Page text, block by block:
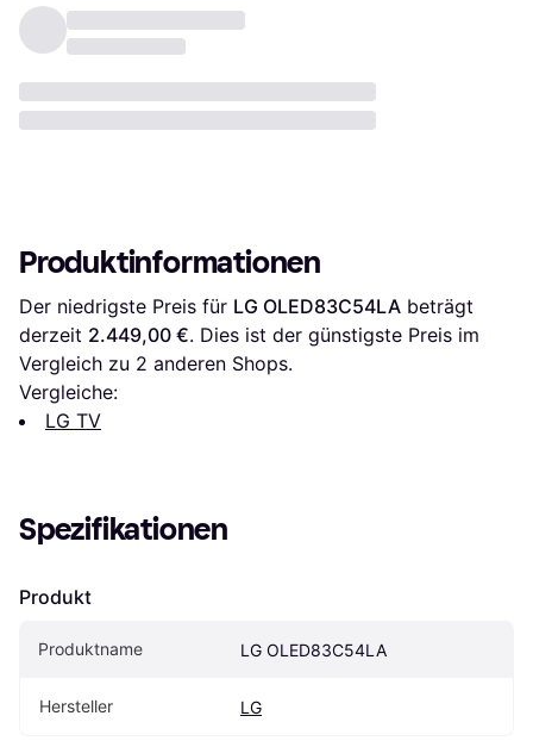
Produktinformationen
Der niedrigste Preis für LG OLED83C54LA beträgt
derzeit 2.449,00 €. Dies ist der günstigste Preis im
Vergleich zu 2 anderen Shops.
Vergleiche:
LG TV
Spezifikationen
Produkt
Produktname LG OLED83C54LA
Hersteller LG